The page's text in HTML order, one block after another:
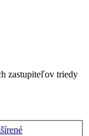
zastupiteľov triedy